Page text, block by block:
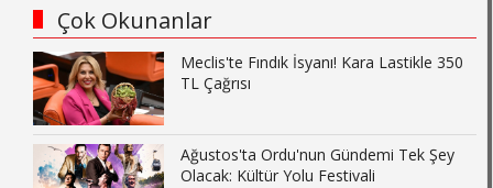
Çok Okunanlar
Meclis'te Fındık İsyanı! Kara Lastikle 350
TL Çağrısı
Ağustos'ta Ordu'nun Gündemi Tek Şey
Olacak: Kültür Yolu Festivali